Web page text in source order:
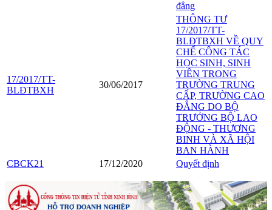
đẳng
17/2017/TT-
BLĐTBXH
30/06/2017
THÔNG TƯ
17/2017/TT-
BLĐTBXH VỀ QUY
CHẾ CÔNG TÁC
HỌC SINH, SINH
VIÊN TRONG
TRƯỜNG TRUNG
CẤP, TRƯỜNG CAO
ĐẲNG DO BỘ
TRƯỞNG BỘ LAO
ĐỘNG - THƯƠNG
BINH VÀ XÃ HỘI
BAN HÀNH
CBCK21
17/12/2020 Quyết định